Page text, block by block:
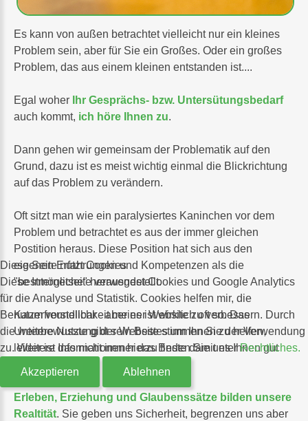
Es kann von außen betrachtet vielleicht nur ein kleines
Problem sein, aber für Sie ein Großes. Oder ein großes
Problem, das aus einem kleinen entstanden ist....
Egal woher
Ihr Gesprächs- bzw. Untersütungsbedarf
auch kommt, ich höre Ihnen zu.
Dann gehen wir gemeinsam der Problematik auf den
Grund, dazu ist es meist wichtig einmal die Blickrichtung
auf das Problem zu verändern.
Oft sitzt man wie ein paralysiertes Kaninchen vor dem
Problem und betrachtet es aus der immer gleichen
Postition heraus. Diese Position hat sich aus den
eigenen Erfahrungen und Kompetenzen als die
"bestmögliche" herausgestellt.
Kaum vorstellbar - aber es ist wirklich oft so. Das
Unterbewusste gibt sein Bestes um Ihnen zu helfen,
leider ist das nicht immer das Beste damit es Ihnen gut
Erleben, Erziehung und Glaubenssätze bilden unsere
Realtität. Sie geben uns Sicherheit, begrenzen uns aber
Diese Seite nutzt Cookies
Diese Internetseite verwendet Cookies und Google Analytics
für die Analyse und Statistik. Cookies helfen mir, die
Benutzerfreundlichkeit meiner Website zu verbessern. Durch
die weitere Nutzung der Website stimmen Sie der Verwendung
zu. Weitere Informationen hierzu finden Sie unterRechtliches.
Akzeptieren Ablehnen